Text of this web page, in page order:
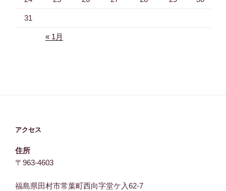
31
« 1月
アクセス
住所
〒963-4603
福島県田村市常葉町西向字堂ケ入62-7